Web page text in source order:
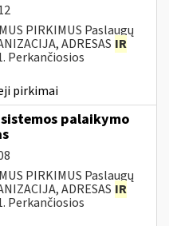
PIRKIMUS Paslaugų
ADRESAS IR
Perkančiosios
pirkimai
palaikymo
PIRKIMUS Paslaugų
ADRESAS IR
Perkančiosios